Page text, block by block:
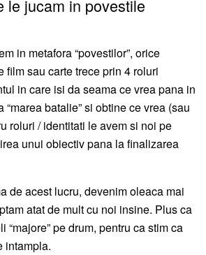
le jucam in povestile
in metafora “povestilor”, orice
film sau carte trece prin 4 roluri
in care isi da seama ce vrea pana in
“marea batalie” si obtine ce vrea (sau
roluri / identitati le avem si noi pe
unui obiectiv pana la finalizarea
de acest lucru, devenim oleaca mai
atat de mult cu noi insine. Plus ca
“majore” pe drum, pentru ca stim ca
intampla.